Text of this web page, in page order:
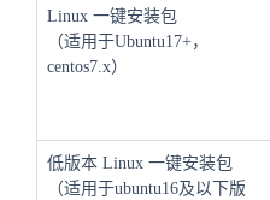
Linux 一键安装包
（适用于Ubuntu17+，
centos7.x）
低版本 Linux 一键安装包
（适用于ubuntu16及以下版